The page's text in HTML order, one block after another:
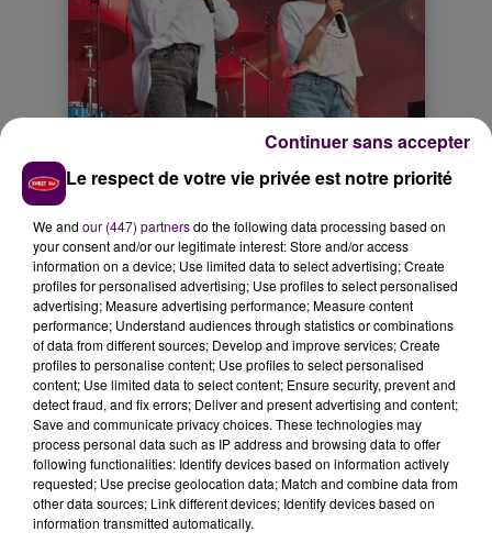
A lire également :"Sara et Rania, sur la scène de
L'Olympia ce lundi 16 mai"
Le respect de votre vie privée est notre priorité
We and our (447) partnersdo the following data processing based on
your consent and/or our legitimate interest: Store and/or access
information on a device; Use limited data to select advertising; Create
profiles for personalised advertising; Use profiles to select personalised
advertising; Measure advertising performance; Measure content
performance; Understand audiences through statistics or combinations
of data from different sources; Develop and improve services; Create
profiles to personalise content; Use profiles to select personalised
content; Use limited data to select content; Ensure security, prevent and
detect fraud, and fix errors; Deliver and present advertising and content;
Save and communicate privacy choices. These technologies may
process personal data such as IP address and browsing data to offer
following functionalities: Identify devices based on information actively
requested; Use precise geolocation data; Match and combine data from
other data sources; Link different devices; Identify devices based on
information transmitted automatically.
Continuer sans accepter